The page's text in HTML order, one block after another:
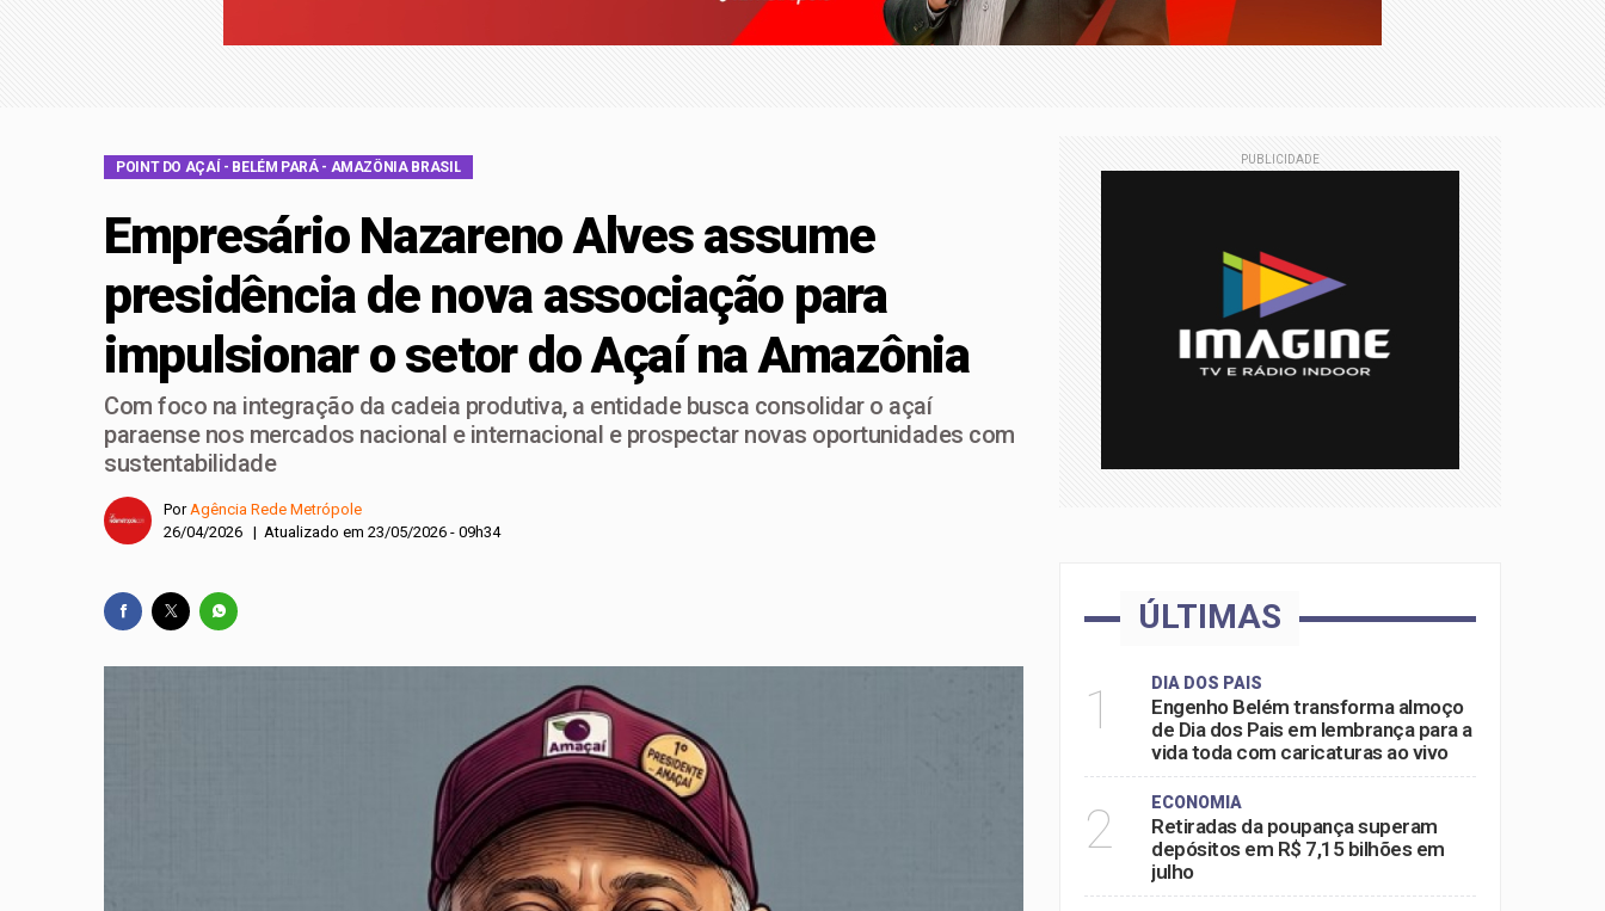
Retiradas da poupança superam depósitos em R$ 7,15 bilhões em julho
POINT DO AÇAÍ - BELÉM PARÁ - AMAZÔNIA BRASIL
Empresário Nazareno Alves assume
presidência de nova associação para
impulsionar o setor do Açaí na Amazônia
Com foco na integração da cadeia produtiva, a entidade busca consolidar o açaí
paraense nos mercados nacional e internacional e prospectar novas oportunidades com
sustentabilidade
PorAgência Rede Metrópole
26/04/2026 | Atualizado em 23/05/2026 - 09h34
PUBLICIDADE
ÚLTIMAS
1 DIA DOS PAIS
Engenho Belém transforma almoço
de Dia dos Pais em lembrança para a
vida toda com caricaturas ao vivo
2 ECONOMIA
Retiradas da poupança superam
depósitos em R$ 7,15 bilhões em
julho